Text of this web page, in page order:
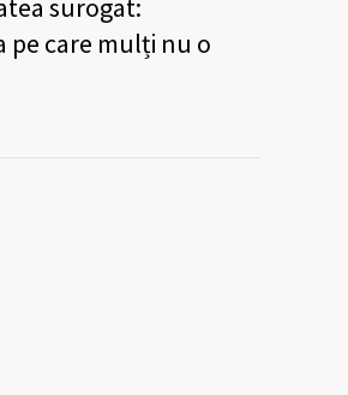
surogat:
pe care mulți nu o